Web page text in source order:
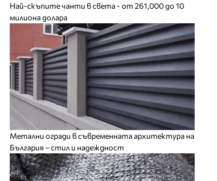
Най-скъпите чанти в света - от 261,000 до 10
милиона долара
Метални огради в съвременната архитектура на
България – стил и надеждност